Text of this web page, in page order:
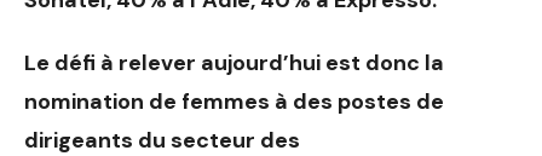
Le défi à relever aujourd’hui est donc la
nomination de femmes à des postes de
dirigeants du secteur des